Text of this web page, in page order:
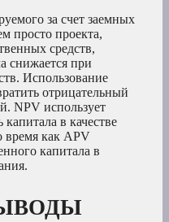
за счет заемных
просто проекта,
средств,
снижается при
Использование
отрицательный
NPV использует
в качестве
время как APV
капитала в